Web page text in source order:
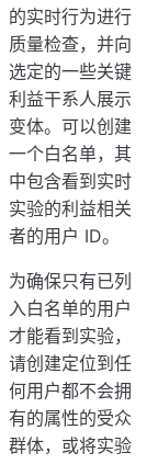
的实时行为进行
质量检查，并向
选定的一些关键
利益干系人展示
变体。可以创建
一个白名单，其
中包含看到实时
实验的利益相关
者的用户 ID。
为确保只有已列
入白名单的用户
才能看到实验，
请创建定位到任
何用户都不会拥
有的属性的受众
群体，或将实验